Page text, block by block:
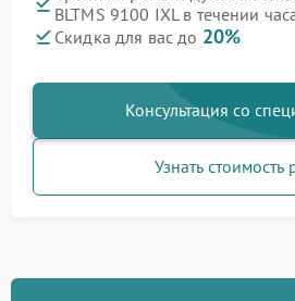
BLTMS 9100 IXL в течении
Скидка для вас до 20%
Консультация со
Узнать стоимость